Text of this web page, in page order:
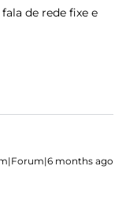
de rede fixe e
months ago